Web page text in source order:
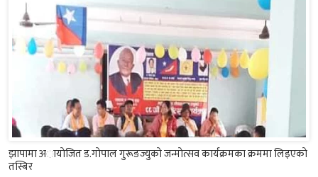
झापामा अायाेजित ड.गाेपाल गुरूङज्युकाे जन्माेत्सव कार्यक्रमका क्रममा लिइएकाे
तस्बिर